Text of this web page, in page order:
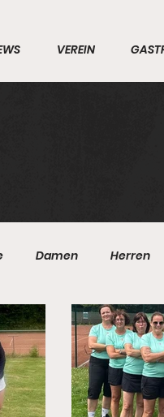
VEREIN
Damen Herren